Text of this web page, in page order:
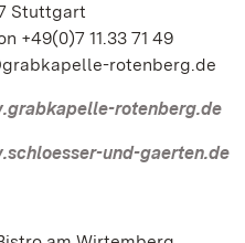
Stuttgart
+49(0)7 11.33 71 49
rotenberg.de
rotenberg.de
und-gaerten.de